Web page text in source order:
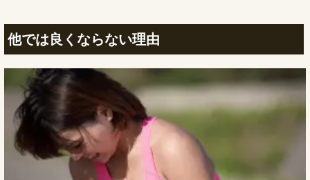
他では良くならない理由